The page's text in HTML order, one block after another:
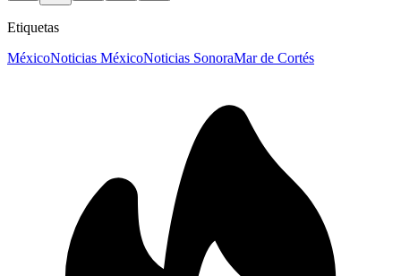
Etiquetas
MéxicoNoticias MéxicoNoticias SonoraMar de Cortés